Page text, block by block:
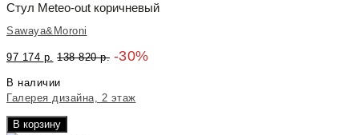
Стул Meteo-out коричневый
Sawaya&Moroni
97 174 р. 138 820р. -30%
В наличии
Галерея дизайна, 2 этаж
В корзину